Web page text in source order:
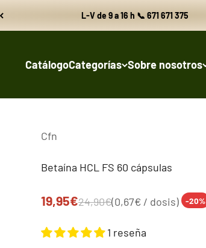
L-V de 9 a 16 h 📞 671 671 375
CatálogoCategorías Sobre nosotros
Cfn
Betaína HCL FS 60 cápsulas
Precio de oferta
19,95€Precio normal
24,90€(0,67€ / dosis) -20%
1 reseña